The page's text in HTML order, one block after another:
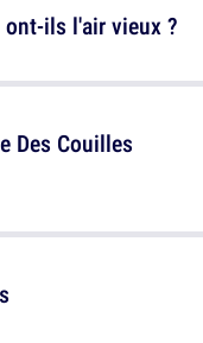
ils l'air vieux ?
Des Couilles